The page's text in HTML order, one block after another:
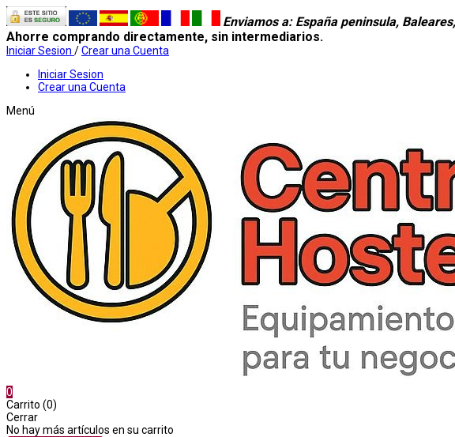
Enviamos a: España peninsula,
Ahorre comprando directamente, sin intermediarios.
Iniciar Sesion /Crear una Cuenta
Iniciar Sesion
Crear una Cuenta
Menú
0
Carrito (0)
Cerrar
No hay más artículos en su carrito